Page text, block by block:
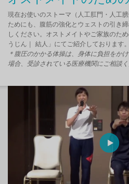
現在お使いのストーマ（人工肛門・人工
ためにも、腹筋の強化とウェストの引き
しください。オストメイトやご家族のた
うじん｜ 結人」にてご紹介しております。
＊腹圧のかかる体操は、身体に負担をか
場合、受診されている医療機関にご相談く